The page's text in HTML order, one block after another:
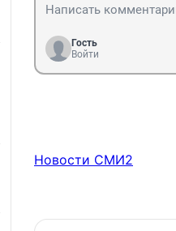
Гость
Войти
Новости СМИ2